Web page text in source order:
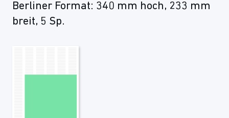
Berliner Format: 340 mm hoch, 233 mm
breit, 5 Sp.